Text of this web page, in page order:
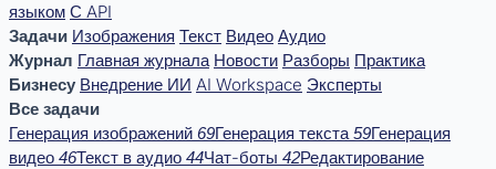
языком С API
Задачи Изображения Текст Видео Аудио
Журнал Главная журнала Новости Разборы Практика
Бизнесу Внедрение ИИ AI Workspace Эксперты
Все задачи
Генерация изображений 69Генерация текста59Генерация
видео 46Текст в аудио 44Чат-боты 42Редактирование